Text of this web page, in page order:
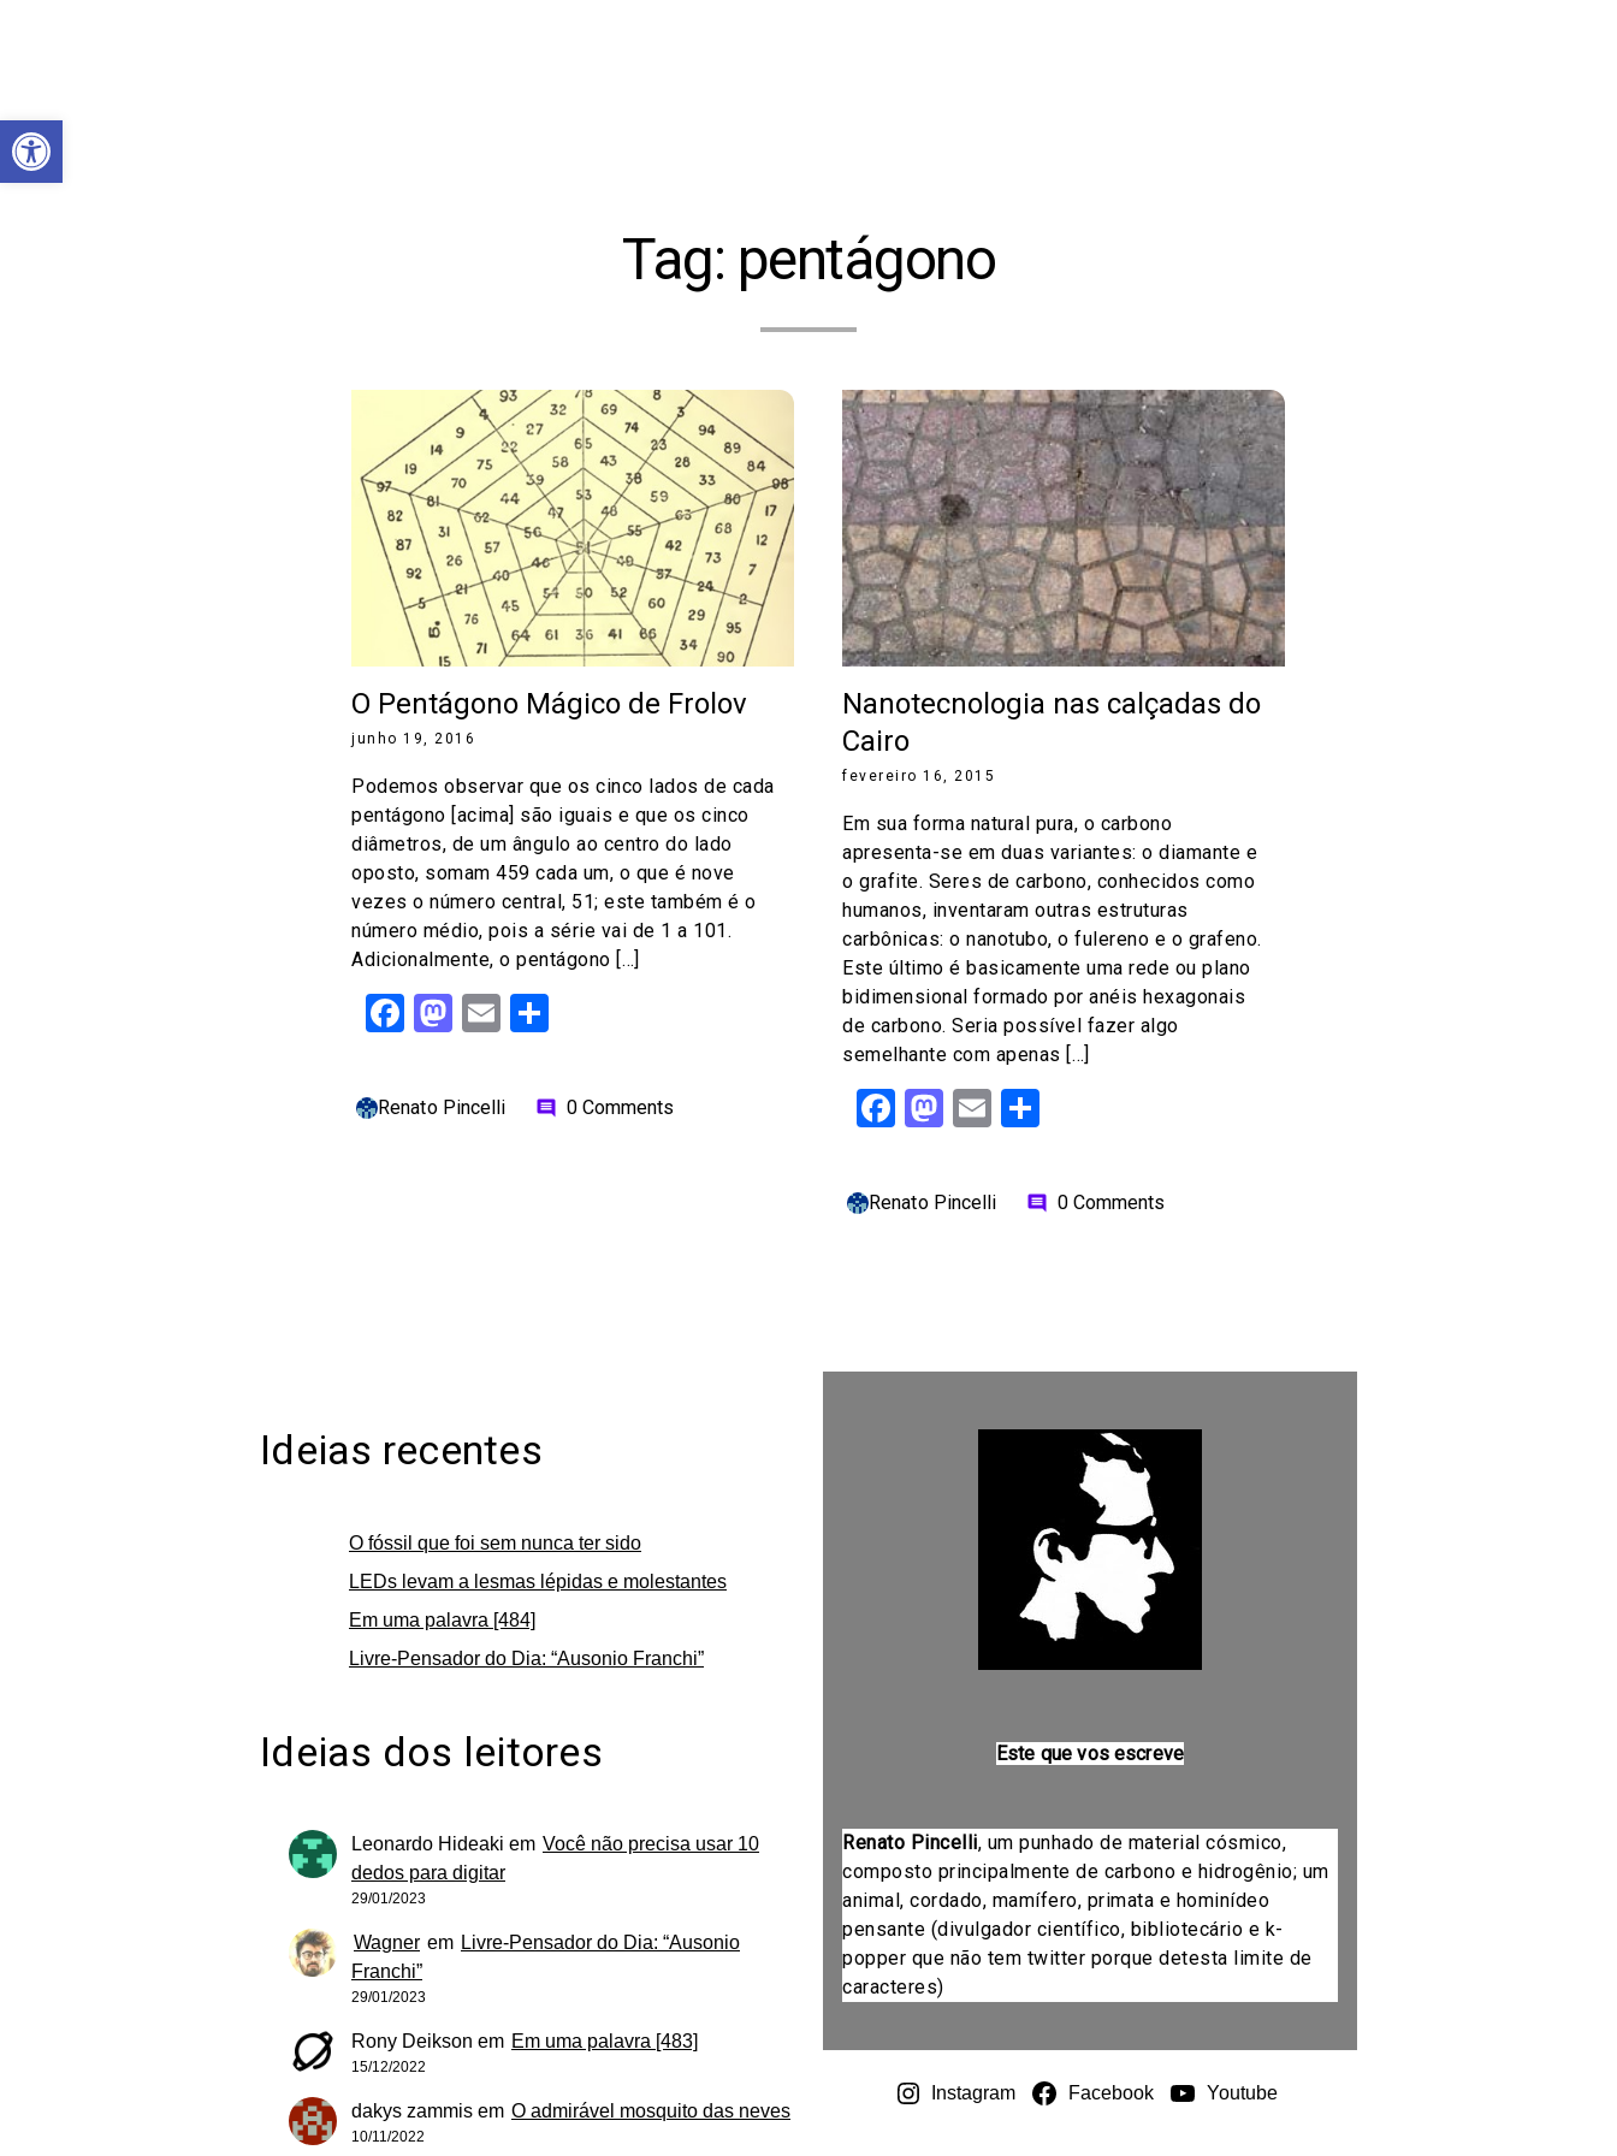
Abrir a barra de ferramentas
Tag: pentágono
O Pentágono Mágico de Frolov
junho 19, 2016
Podemos observar que os cinco lados de cada
pentágono [acima] são iguais e que os cinco
diâmetros, de um ângulo ao centro do lado
oposto, somam 459 cada um, o que é nove
vezes o número central, 51; este também é o
número médio, pois a série vai de 1 a 101.
Adicionalmente, o pentágono […]
Facebook
Mastodon
Email
Renato Pincelli comment 0 Comments
Nanotecnologia nas calçadas do
Cairo
fevereiro 16, 2015
Em sua forma natural pura, o carbono
apresenta-se em duas variantes: o diamante e
o grafite. Seres de carbono, conhecidos como
humanos, inventaram outras estruturas
carbônicas: o nanotubo, o fulereno e o grafeno.
Este último é basicamente uma rede ou plano
bidimensional formado por anéis hexagonais
de carbono. Seria possível fazer algo
semelhante com apenas […]
Facebook
Mastodon
Email
Renato Pincelli comment 0 Comments
Ideias recentes
O fóssil que foi sem nunca ter sido
LEDs levam a lesmas lépidas e molestantes
Em uma palavra [484]
Livre-Pensador do Dia: “Ausonio Franchi”
Ideias dos leitores
Leonardo Hideaki em Você não precisa usar 10
dedos para digitar
29/01/2023
Wagner em Livre-Pensador do Dia: “Ausonio
Franchi”
29/01/2023
Rony Deikson em Em uma palavra [483]
15/12/2022
dakys zammis em O admirável mosquito das neves
10/11/2022
Este que vos escreve
Renato Pincelli, um punhado de material cósmico,
composto principalmente de carbono e hidrogênio; um
animal, cordado, mamífero, primata e hominídeo
pensante (divulgador científico, bibliotecário e k-
popper que não tem twitter porque detesta limite de
caracteres)
Instagram Facebook Youtube